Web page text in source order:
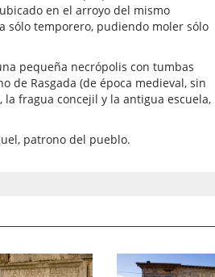
en el arroyo del mismo
sólo temporero, pudiendo moler sólo
pequeña necrópolis con tumbas
de Rasgada (de época medieval, sin
fragua concejil y la antigua escuela,
patrono del pueblo.